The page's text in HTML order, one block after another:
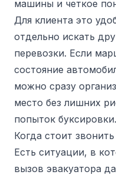
машины и четкое
Для клиента это
отдельно искать
перевозки. Если
состояние
можно сразу
место без лишних
попыток буксировки.
Когда стоит
Есть ситуации, в
вызов эвакуатора